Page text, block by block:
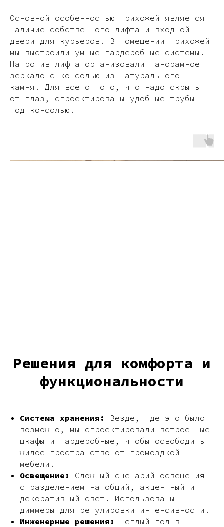
Основной особенностью прихожей является
наличие собственного лифта и входной
двери для курьеров. В помещении прихожей
мы выстроили умные гардеробные системы.
Напротив лифта организовали панорамное
зеркало с консолью из натурального
камня. Для всего того, что надо скрыть
от глаз, спроектированы удобные трубы
под консолью.
Решения для комфорта и
функциональности
Система хранения:
Везде, где это было
возможно, мы спроектировали встроенные
шкафы и гардеробные, чтобы освободить
жилое пространство от громоздкой
мебели.
Освещение:
Сложный сценарий освещения
с разделением на общий, акцентный и
декоративный свет. Использованы
диммеры для регулировки интенсивности.
Инженерные решения:
Теплый пол в